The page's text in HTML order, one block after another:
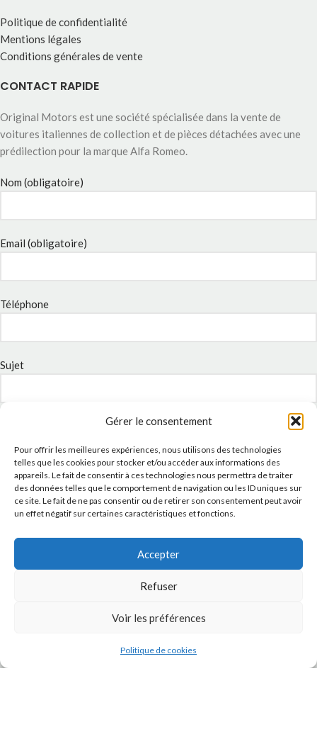
Gérer le consentement
Pour offrir les meilleures expériences, nous utilisons des technologies
telles que les cookies pour stocker et/ou accéder aux informations des
appareils. Le fait de consentir à ces technologies nous permettra de traiter
des données telles que le comportement de navigation ou les ID uniques sur
ce site. Le fait de ne pas consentir ou de retirer son consentement peut avoir
un effet négatif sur certaines caractéristiques et fonctions.
Accepter
Refuser
Voir les préférences
Politique de cookies
Politique de confidentialité
Mentions légales
Conditions générales de vente
CONTACT RAPIDE
Original Motors est une société spécialisée dans la vente de
voitures italiennes de collection et de pièces détachées avec une
prédilection pour la marque Alfa Romeo.
Nom (obligatoire)
Email (obligatoire)
Téléphone
Sujet
Politique de confidentialité